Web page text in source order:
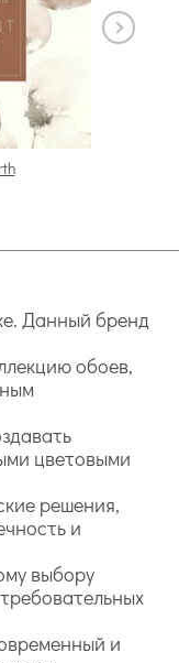
Данный бренд
обоев,
цветовыми
решения,
и
выбору
и